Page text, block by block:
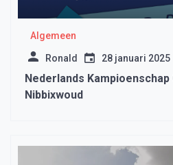
Algemeen
Ronald 28 januari 2025
Nederlands Kampioenschap
Nibbixwoud